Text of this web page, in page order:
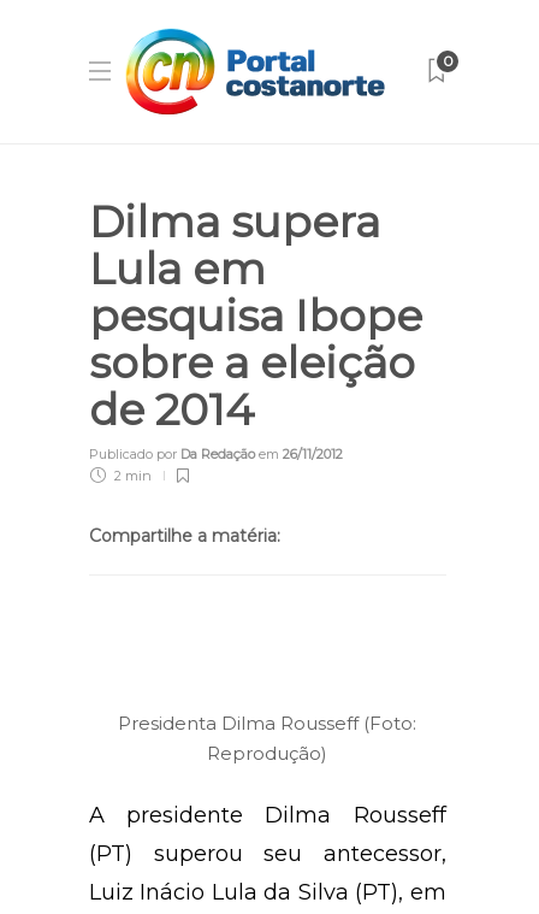
0
Dilma supera
Lula em
pesquisa Ibope
sobre a eleição
de 2014
Presidenta Dilma Rousseff (Foto:
A presidente Dilma Rousseff
(PT) superou seu antecessor,